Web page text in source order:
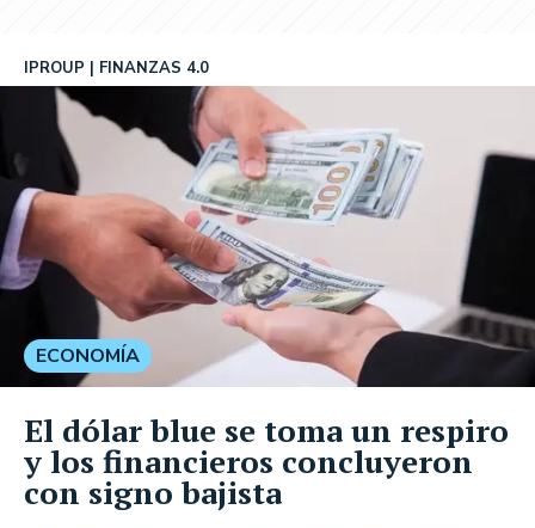
IPROUP FINANZAS 4.0
ECONOMÍA
El dólar blue se toma un respiro
y los financieros concluyeron
con signo bajista